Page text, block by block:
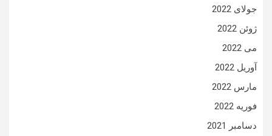
جولای 2022
ژوئن 2022
می 2022
آوریل 2022
مارس 2022
فوریه 2022
دسامبر 2021